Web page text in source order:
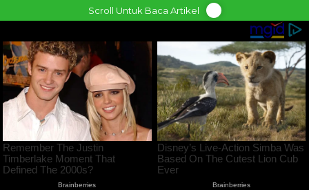
to
Scroll Untuk Baca Artikel